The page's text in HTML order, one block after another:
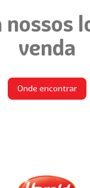
nossos
venda
Onde encontrar